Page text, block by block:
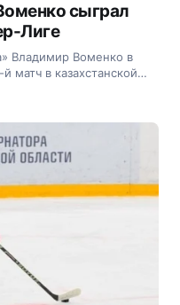
сыграл
Лиге
Владимир Воменко в
матч в казахстанской